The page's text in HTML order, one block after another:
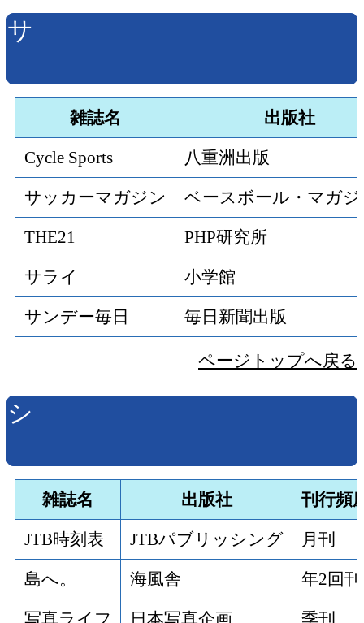
サ
雑誌名 出版社
Cycle Sports 八重洲出版
サッカーマガジン ベースボール・マガ
THE21 PHP研究所
サライ 小学館
サンデー毎日 毎日新聞出版
ページトップへ戻る
シ
雑誌名 出版社 刊行頻
JTB時刻表 JTBパブリッシング 月刊
島へ。 海風舎 年2回刊
写真ライフ 日本写真企画 季刊